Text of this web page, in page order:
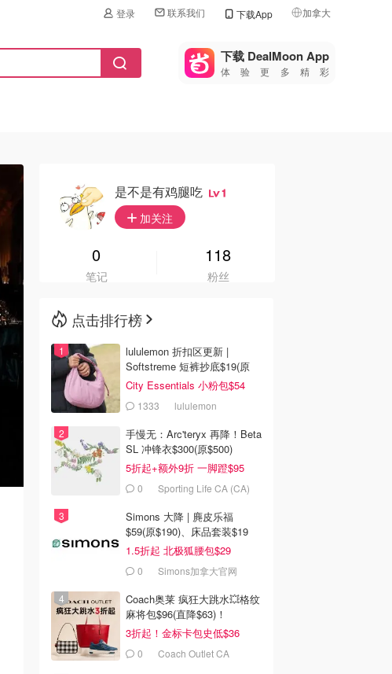
登录 联系我们 下载App 加拿大
🇺🇸
美国
🇨🇳中国
🇩🇪
🇮🇹
🇦🇺
下载 DealMoon App
体验更多精彩
是不是有鸡腿吃 1
加关注
0
笔记
118
粉丝
点击排行榜
lululemon 折扣区更新 |
Softstreme 短裤抄底$19(原
$88)
City Essentials 小粉包$54
1333 lululemon
手慢无：Arc'teryx 再降！Beta
SL 冲锋衣$300(原$500)
5折起+额外9折 一脚蹬$95
0 Sporting Life CA (CA)
Simons 大降 | 麂皮乐福
$59(原$190)、床品套装$19
1.5折起 北极狐腰包$29
0 Simons加拿大官网
Coach奥莱 疯狂大跳水💥格纹
麻将包$96(直降$63)！
3折起！金标卡包史低$36
0 Coach Outlet CA